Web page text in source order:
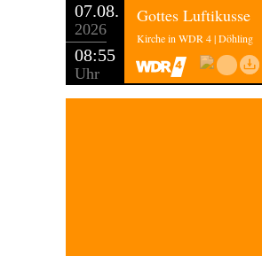
07.08.
2026
08:55
Uhr
Gottes Luftikusse
Kirche in WDR 4 | Döhling